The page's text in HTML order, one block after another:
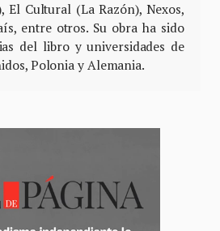
El Cultural (La Razón), Nexos,
entre otros. Su obra ha sido
del libro y universidades de
Polonia y Alemania.